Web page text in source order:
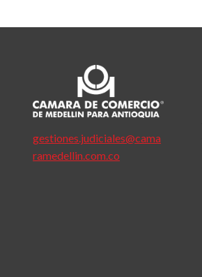
gestiones.judiciales@cama
ramedellin.com.co